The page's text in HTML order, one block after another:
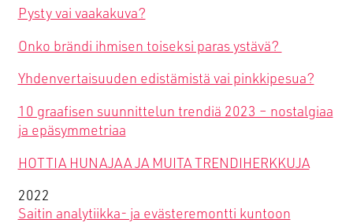
Pysty vai vaakakuva?
Onko brändi ihmisen toiseksi paras ystävä?
Yhdenvertaisuuden edistämistä vai pinkkipesua?
10 graafisen suunnittelun trendiä 2023 – nostalgiaa
ja epäsymmetriaa
HOTTIA HUNAJAA JA MUITA TRENDIHERKKUJA
2022
Saitin analytiikka- ja evästeremontti kuntoon